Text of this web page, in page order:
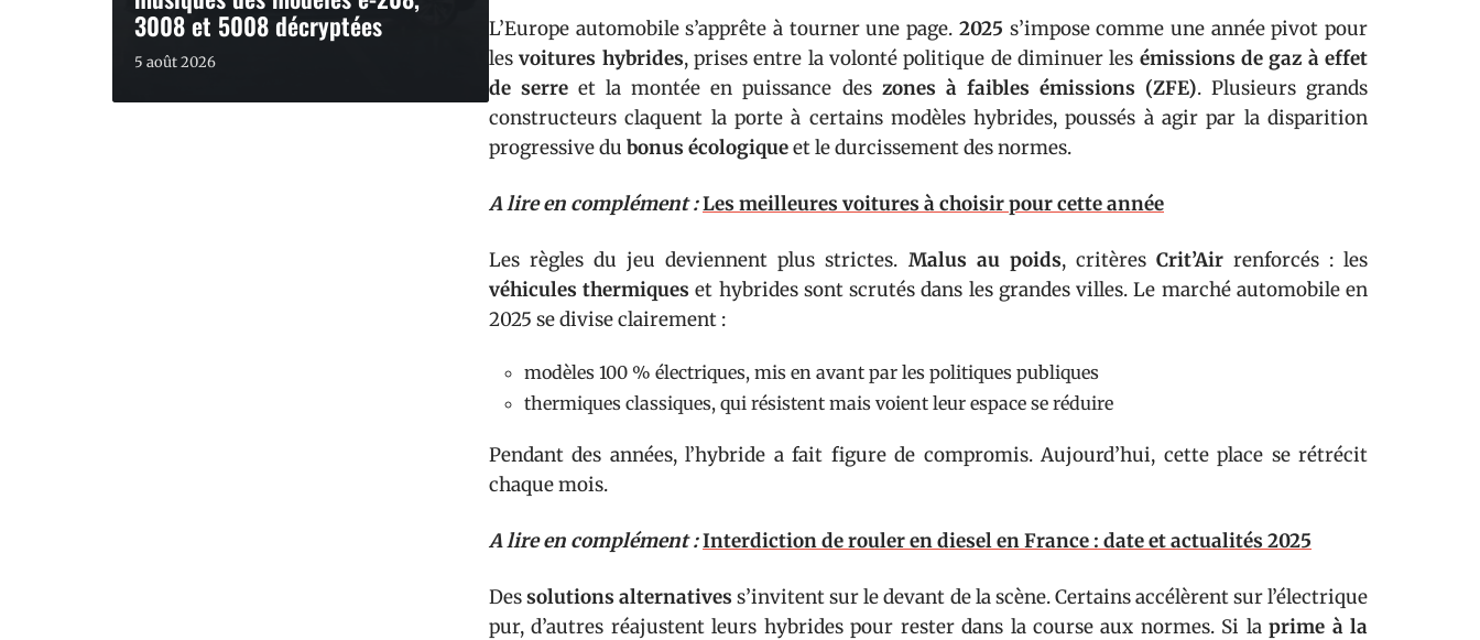
3008 et 5008 décryptées
5 août 2026
L’Europe automobile s’apprête à tourner une page. 2025 s’impose comme une année pivot pour
lesvoitures hybrides, prises entre la volonté politique de diminuer les émissions de gaz à effet
de serre et la montée en puissance des zones à faibles émissions (ZFE). Plusieurs grands
constructeurs claquent la porte à certains modèles hybrides, poussés à agir par la disparition
progressive du bonus écologiqueet le durcissement des normes.
A lire en complément :Les meilleures voitures à choisir pour cette année
Les règles du jeu deviennent plus strictes. Malus au poids, critères Crit’Airrenforcés : les
véhicules thermiques et hybrides sont scrutés dans les grandes villes. Le marché automobile en
2025 se divise clairement :
modèles 100 % électriques, mis en avant par les politiques publiques
thermiques classiques, qui résistent mais voient leur espace se réduire
Pendant des années, l’hybride a fait figure de compromis. Aujourd’hui, cette place se rétrécit
chaque mois.
A lire en complément :Interdiction de rouler en diesel en France : date et actualités 2025
Dessolutions alternatives s’invitent sur le devant de la scène. Certains accélèrent sur l’électrique
pur, d’autres réajustent leurs hybrides pour rester dans la course aux normes. Si laprime à la